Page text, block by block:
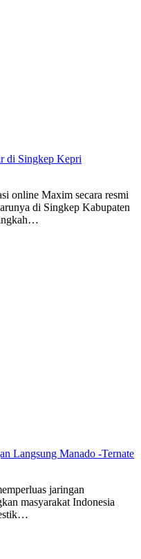
di Singkep Kepri
online Maxim secara resmi
di Singkep Kabupaten
Langsung Manado -Ternate
jaringan
masyarakat Indonesia